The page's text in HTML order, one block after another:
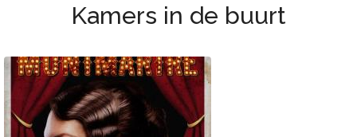
Kamers in de buurt